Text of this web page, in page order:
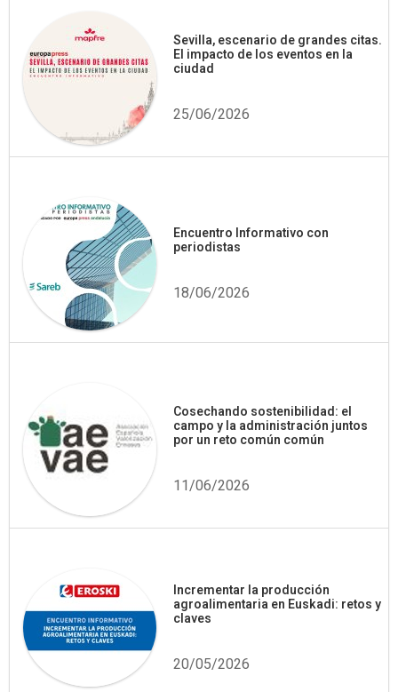
Sevilla, escenario de grandes citas.
El impacto de los eventos en la
ciudad
25/06/2026
Encuentro Informativo con
periodistas
18/06/2026
Cosechando sostenibilidad: el
campo y la administración juntos
por un reto común común
11/06/2026
Incrementar la producción
agroalimentaria en Euskadi: retos y
claves
20/05/2026